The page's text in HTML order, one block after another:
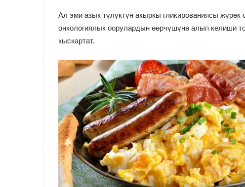
Ал эми азык түлүктүн акыркы гликированиясы жүрөк
онкологиялык оорулардын өөрчүшүнө алып келиши
кыскартат.